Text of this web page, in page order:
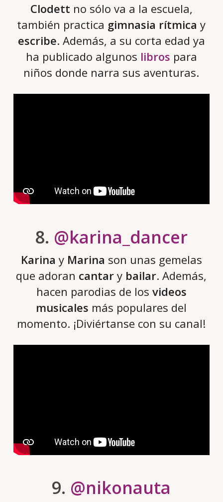
Clodett no sólo va a la escuela,
también practica gimnasia rítmica y
escribe. Además, a su corta edad ya
ha publicado algunos libros para
niños donde narra sus aventuras.
8. @karina_dancer
Karina y Marina son unas gemelas
que adoran cantar y bailar. Además,
hacen parodias de los videos
musicales más populares del
momento. ¡Diviértanse con su canal!
9. @nikonauta